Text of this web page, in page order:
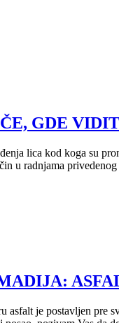
GDE
lica kod koga su
u radnjama
je postavljen pre